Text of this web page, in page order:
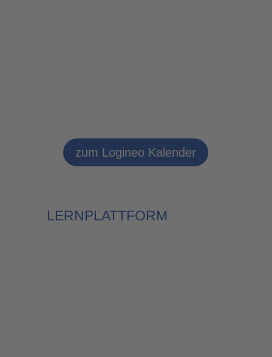
zum Logineo Kalender
LERNPLATTFORM